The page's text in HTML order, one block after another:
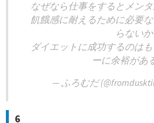
なぜなら仕事をするとメン
飢餓感に耐えるために必要
らないか
ダイエットに成功するのは
ーに余裕があ
— ふろむだ
6